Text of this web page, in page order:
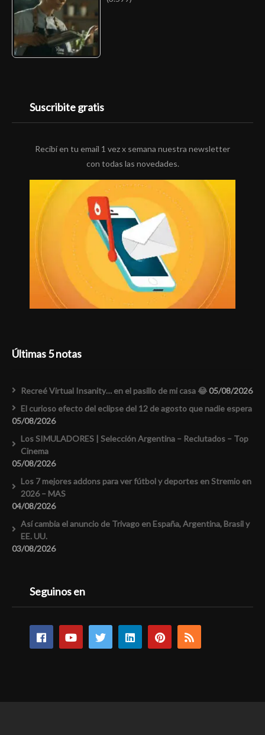
Suscribite gratis
Recibí en tu email 1 vez x semana nuestra newsletter
con todas las novedades.
Últimas 5 notas
Recreé Virtual Insanity… en el pasillo de mi casa 😂05/08/2026
El curioso efecto del eclipse del 12 de agosto que nadie espera
05/08/2026
Los SIMULADORES | Selección Argentina – Reclutados – Top
Cinema
05/08/2026
Los 7 mejores addons para ver fútbol y deportes en Stremio en
2026 – MAS
04/08/2026
Así cambia el anuncio de Trivago en España, Argentina, Brasil y
EE. UU.
03/08/2026
Seguinos en